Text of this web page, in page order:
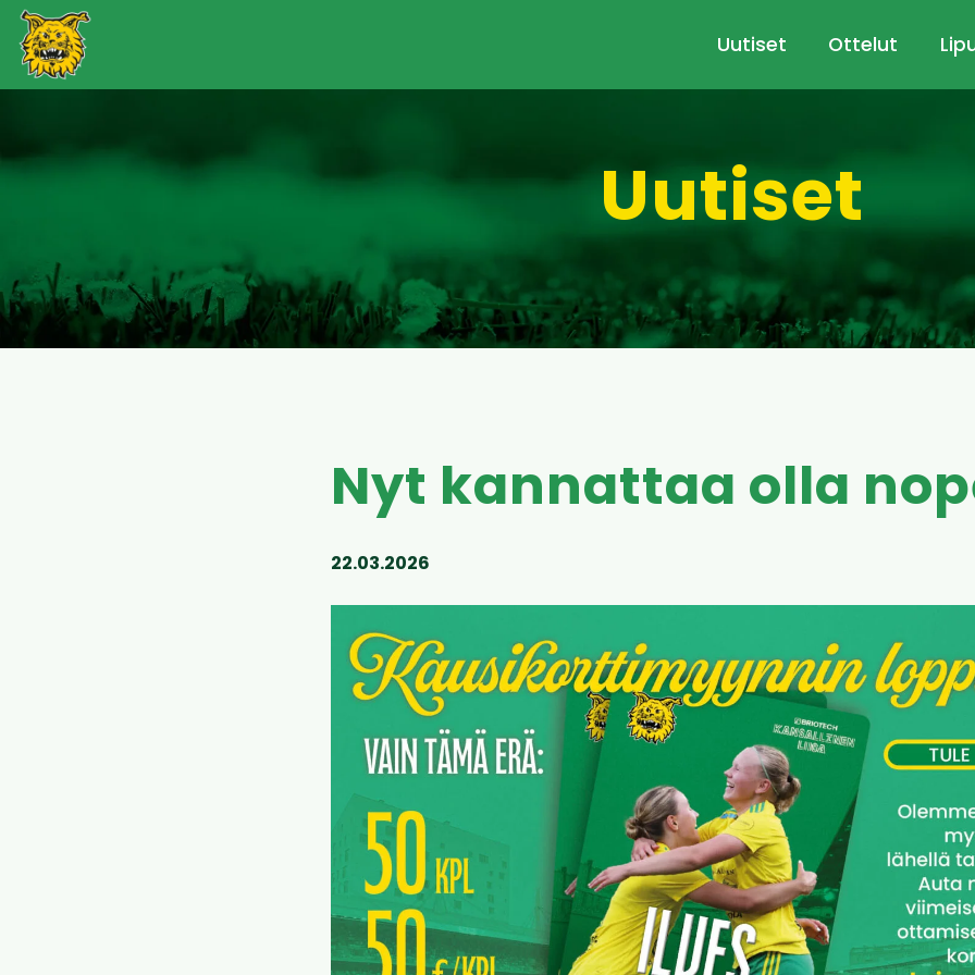
Uutiset Ottelut
Uutiset
Nyt kannattaa olla
22.03.2026